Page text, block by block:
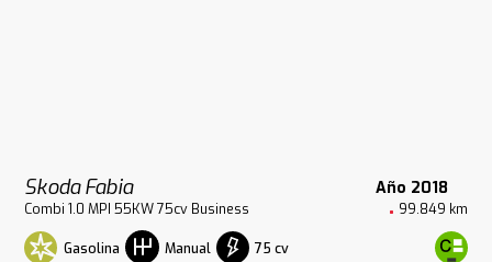
Skoda Fabia Año 2018
Combi 1.0 MPI 55KW 75cv Business 99.849 km
Gasolina Manual 75 cv